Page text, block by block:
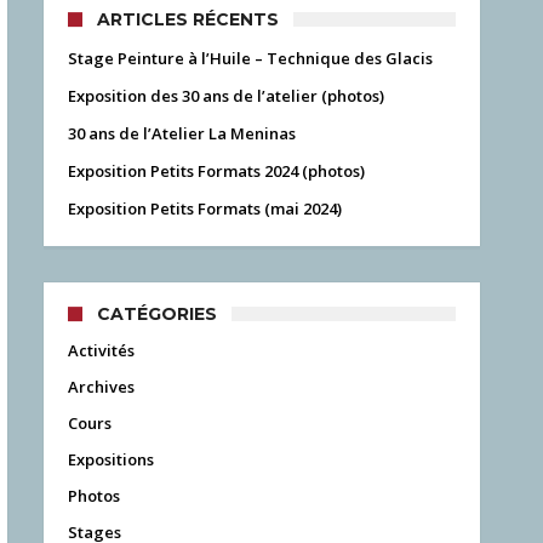
ARTICLES RÉCENTS
Stage Peinture à l’Huile – Technique des Glacis
Exposition des 30 ans de l’atelier (photos)
30 ans de l’Atelier La Meninas
Exposition Petits Formats 2024 (photos)
Exposition Petits Formats (mai 2024)
CATÉGORIES
Activités
Archives
Cours
Expositions
Photos
Stages